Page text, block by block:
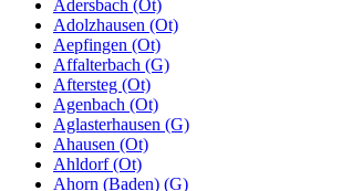
Adersbach (Ot)
Adolzhausen (Ot)
Aepfingen (Ot)
Affalterbach (G)
Aftersteg (Ot)
Agenbach (Ot)
Aglasterhausen (G)
Ahausen (Ot)
Ahldorf (Ot)
Ahorn (Baden) (G)